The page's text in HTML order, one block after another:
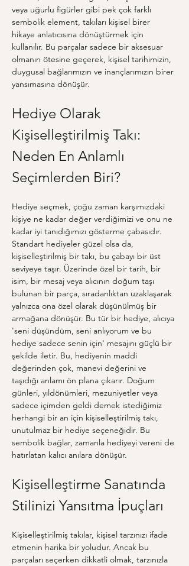
veya uğurlu figürler gibi pek çok farklı
sembolik element, takıları kişisel birer
hikaye anlatıcısına dönüştürmek için
kullanılır. Bu parçalar sadece bir aksesuar
olmanın ötesine geçerek, kişisel tarihimizin,
duygusal bağlarımızın ve inançlarımızın birer
yansımasına dönüşür.
Hediye Olarak
Kişiselleştirilmiş Takı:
Neden En Anlamlı
Seçimlerden Biri?
Hediye seçmek, çoğu zaman karşımızdaki
kişiye ne kadar değer verdiğimizi ve onu ne
kadar iyi tanıdığımızı gösterme çabasıdır.
Standart hediyeler güzel olsa da,
kişiselleştirilmiş bir takı, bu çabayı bir üst
seviyeye taşır. Üzerinde özel bir tarih, bir
isim, bir mesaj veya alıcının doğum taşı
bulunan bir parça, sıradanlıktan uzaklaşarak
yalnızca ona özel olarak düşünülmüş bir
armağana dönüşür. Bu tür bir hediye, alıcıya
'seni düşündüm, seni anlıyorum ve bu
hediye sadece senin için' mesajını güçlü bir
şekilde iletir. Bu, hediyenin maddi
değerinden çok, manevi değerini ve
taşıdığı anlamı ön plana çıkarır. Doğum
günleri, yıldönümleri, mezuniyetler veya
sadece içimden geldi demek istediğimiz
herhangi bir an için kişiselleştirilmiş takı,
unutulmaz bir hediye seçeneğidir. Bu
sembolik bağlar, zamanla hediyeyi vereni de
hatırlatan kalıcı anılara dönüşür.
Kişiselleştirme Sanatında
Stilinizi Yansıtma İpuçları
Kişiselleştirilmiş takılar, kişisel tarzınızı ifade
etmenin harika bir yoludur. Ancak bu
parçaları seçerken dikkatli olmak, tarzınızla